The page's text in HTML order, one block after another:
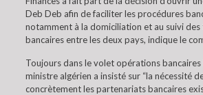
Deb Deb afin de faciliter les procédures
notamment à la domiciliation et au suivi
bancaires entre les deux pays, indique le
Toujours dans le volet opérations
ministre algérien a insisté sur “la nécessité
concrètement les partenariats bancaires